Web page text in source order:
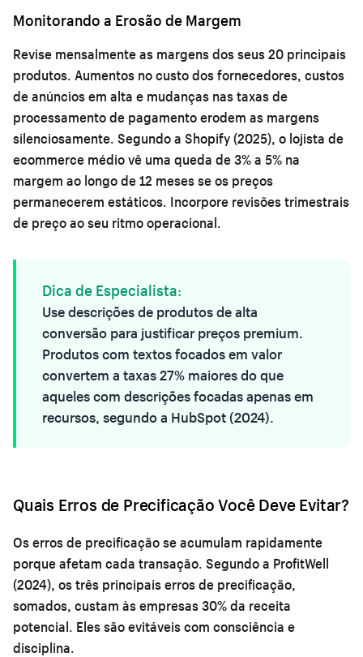
Monitorando a Erosão de Margem
Revise mensalmente as margens dos seus 20 principais
produtos. Aumentos no custo dos fornecedores, custos
de anúncios em alta e mudanças nas taxas de
processamento de pagamento erodem as margens
silenciosamente. Segundo a Shopify (2025), o lojista de
ecommerce médio vê uma queda de 3% a 5% na
margem ao longo de 12 meses se os preços
permanecerem estáticos. Incorpore revisões trimestrais
de preço ao seu ritmo operacional.
Dica de Especialista:
Usedescrições de produtos de alta
conversão para justificar preços premium.
Produtos com textos focados em valor
convertem a taxas 27% maiores do que
aqueles com descrições focadas apenas em
recursos, segundo a HubSpot (2024).
Quais Erros de Precificação Você Deve Evitar?
Os erros de precificação se acumulam rapidamente
porque afetam cada transação. Segundo a ProfitWell
(2024), os três principais erros de precificação,
somados, custam às empresas 30% da receita
potencial. Eles são evitáveis com consciência e
disciplina.